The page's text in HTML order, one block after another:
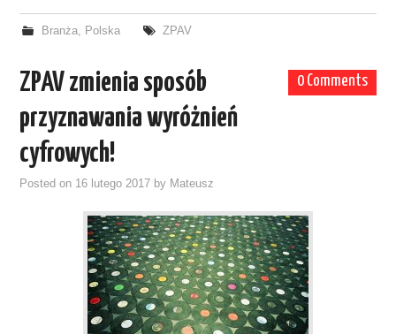
Branża, Polska ZPAV
0 Comments
ZPAV zmienia sposób
przyznawania wyróżnień
cyfrowych!
Posted on 16 lutego 2017 by Mateusz